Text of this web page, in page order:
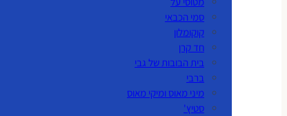
סמי הכבאי
קוקומלון
חד קרן
בית הבובות של גבי
ברבי
מיני מאוס ומיקי מאוס
סטיץ'